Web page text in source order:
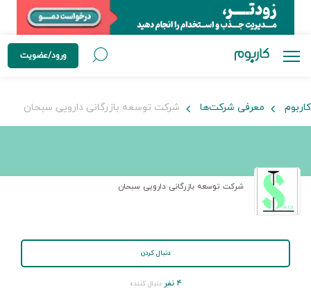
ورود/عضویت
کاربوم معرفی شرکت‌ها شرکت توسعه بازرگانی دارویی سبحان
شرکت توسعه بازرگانی دارویی سبحان
دنبال کردن
۴ نفر دنبال کننده